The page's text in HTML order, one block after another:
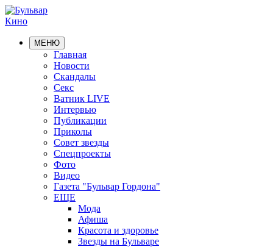
Кино
МЕНЮ
Главная
Новости
Скандалы
Секс
Ватник LIVE
Интервью
Публикации
Приколы
Совет звезды
Спецпроекты
Фото
Видео
Газета "Бульвар Гордона"
ЕЩЕ
Мода
Афиша
Красота и здоровье
Звезды на Бульваре